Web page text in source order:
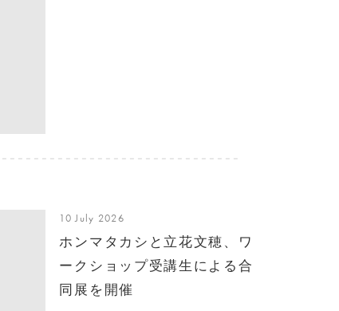
10 July 2026
ホンマタカシと立花文穂、ワ
ークショップ受講生による合
同展を開催